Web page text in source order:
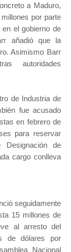
a Maduro,
por parte
el gobierno de
añadió que la
Asimismo Barr
autoridades
de Industria de
fue acusado
en febrero de
para reservar
de
cargo conlleva
seguidamente
15 millones de
al arresto del
de dólares por
Nacional